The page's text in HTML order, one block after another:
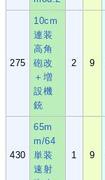
275
10cm
連装
高角
砲改
＋増
設機
銃
2 9
430
65m
m/64
単装
速射
1 9